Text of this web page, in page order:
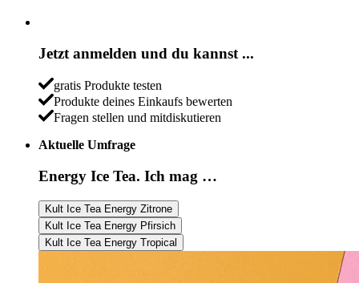
Jetzt anmelden und du kannst ...
gratis Produkte testen
Produkte deines Einkaufs bewerten
Fragen stellen und mitdiskutieren
Aktuelle Umfrage
Energy Ice Tea. Ich mag …
Kult Ice Tea Energy Zitrone
Kult Ice Tea Energy Pfirsich
Kult Ice Tea Energy Tropical